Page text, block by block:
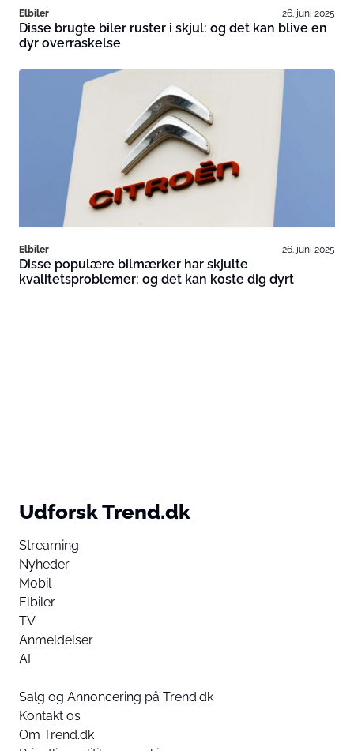
Elbiler 26. juni 2025
Disse brugte biler ruster i skjul: og det kan blive en
dyr overraskelse
Elbiler 26. juni 2025
Disse populære bilmærker har skjulte
kvalitetsproblemer: og det kan koste dig dyrt
Udforsk Trend.dk
Streaming
Nyheder
Mobil
Elbiler
TV
Anmeldelser
AI
Salg og Annoncering på Trend.dk
Kontakt os
Om Trend.dk